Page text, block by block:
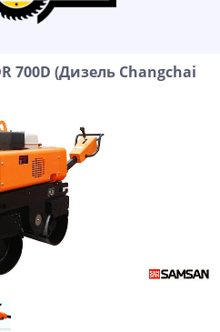
700D (Дизель Changchai